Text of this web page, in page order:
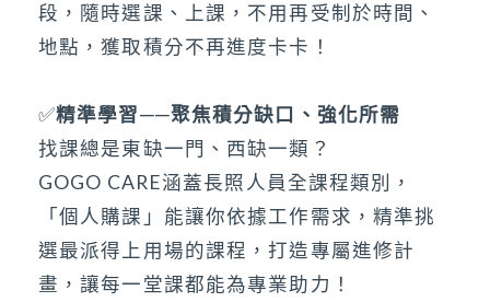
段，隨時選課、上課，不用再受制於時間、
地點，獲取積分不再進度卡卡！
✅精準學習──聚焦積分缺口、強化所需
找課總是東缺一門、西缺一類？
GOGO CARE涵蓋長照人員全課程類別，
「個人購課」能讓你依據工作需求，精準挑
選最派得上用場的課程，打造專屬進修計
畫，讓每一堂課都能為專業助力！